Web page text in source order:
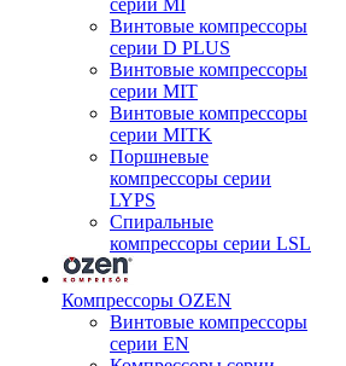
серии MI
Винтовые компрессоры
серии D PLUS
Винтовые компрессоры
серии MIT
Винтовые компрессоры
серии MITK
Поршневые
компрессоры серии
LYPS
Спиральные
компрессоры серии LSL
Компрессоры OZEN
Винтовые компрессоры
серии EN